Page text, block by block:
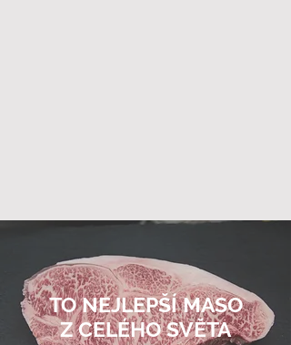
TO NEJLEPŠÍ MASO
Z CELÉHO SVĚTA